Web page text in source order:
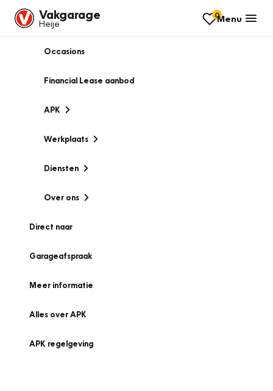
Vakgarage
Heije
0Menu
Occasions
Financial Lease aanbod
APK
Werkplaats
Diensten
Over ons
Direct naar
Garageafspraak
Meer informatie
Alles over APK
APK regelgeving